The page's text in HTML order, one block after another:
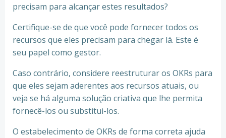
precisam para alcançar estes resultados?
Certifique-se de que você pode fornecer todos os
recursos que eles precisam para chegar lá. Este é
seu papel como gestor.
Caso contrário, considere reestruturar os OKRs para
que eles sejam aderentes aos recursos atuais, ou
veja se há alguma solução criativa que lhe permita
fornecê-los ou substitui-los.
O estabelecimento de OKRs de forma correta ajuda